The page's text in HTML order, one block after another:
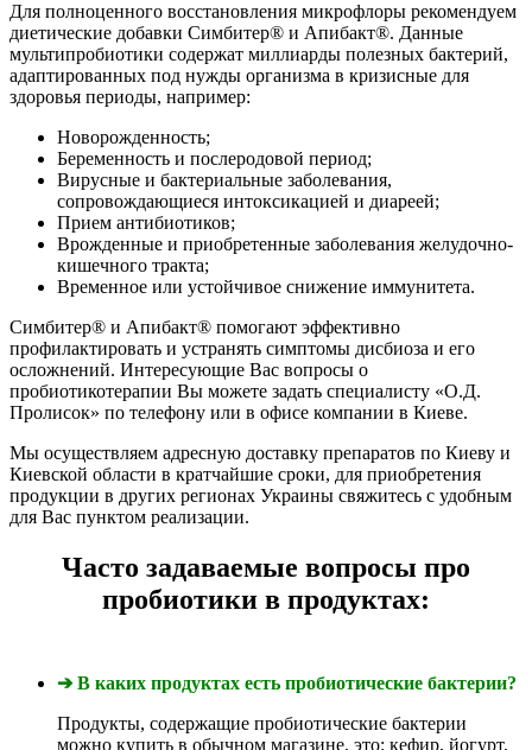
Для полноценного восстановления микрофлоры рекомендуем
диетические добавки Симбитер® и Апибакт®. Данные
мультипробиотики содержат миллиарды полезных бактерий,
адаптированных под нужды организма в кризисные для
здоровья периоды, например:
Новорожденность;
Беременность и послеродовой период;
Вирусные и бактериальные заболевания,
сопровождающиеся интоксикацией и диареей;
Прием антибиотиков;
Врожденные и приобретенные заболевания желудочно-
кишечного тракта;
Временное или устойчивое снижение иммунитета.
Симбитер® и Апибакт® помогают эффективно
профилактировать и устранять симптомы дисбиоза и его
осложнений. Интересующие Вас вопросы о
пробиотикотерапии Вы можете задать специалисту «О.Д.
Пролисок» по телефону или в офисе компании в Киеве.
Мы осуществляем адресную доставку препаратов по Киеву и
Киевской области в кратчайшие сроки, для приобретения
продукции в других регионах Украины свяжитесь с удобным
для Вас пунктом реализации.
Часто задаваемые вопросы про
пробиотики в продуктах:
➔ В каких продуктах есть пробиотические бактерии?
Продукты, содержащие пробиотические бактерии
можно купить в обычном магазине, это: кефир, йогурт,